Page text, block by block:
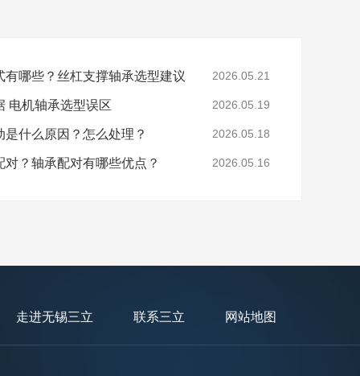
哪些？丝杠支撑轴承选型建议 2026.05.21
电机轴承选型误区 2026.05.19
什么原因？怎么处理？ 2026.05.18
？轴承配对有哪些优点？ 2026.05.16
走进无锡三立 联系三立 网站地图